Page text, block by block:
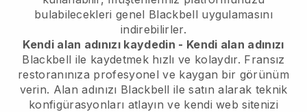
bulabilecekleri genel Blackbell uygulamasını
indirebilirler.
Kendi alan adınızı kaydedin - Kendi alan adınızı
Blackbell ile kaydetmek hızlı ve kolaydır. Fransız
restoranınıza profesyonel ve kaygan bir görünüm
verin. Alan adınızı Blackbell ile satın alarak teknik
konfigürasyonları atlayın ve kendi web sitenizi